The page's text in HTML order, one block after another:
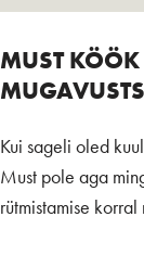
MUST
Kui sageli oled
Must pole aga
rütmistamise